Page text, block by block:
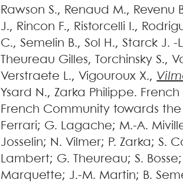
Rawson S., Renaud M., Revenu
J., Rincon F., Ristorcelli I.,
C.,Semelin B.,Sol H.,Starck J. -
Theureau Gilles, Torchinsky S.,
Verstraete L., Vigouroux X.,
Ysard
N.,Zarka Philippe. French
French Community towards
Ferrari; G. Lagache; M.-A.
Josselin; N. Vilmer; P. Zarka; S.
Lambert; G. Theureau; S.
Marquette; J.-M. Martin; B.